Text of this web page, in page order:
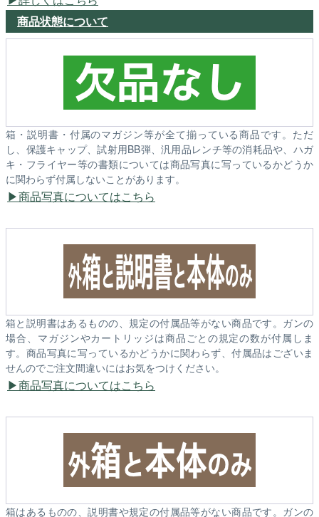
商品状態について
箱・説明書・付属のマガジン等が全て揃っている商品です。ただ
し、保護キャップ、試射用BB弾、汎用品レンチ等の消耗品や、ハガ
キ・フライヤー等の書類については商品写真に写っているかどうか
に関わらず付属しないことがあります。
商品写真についてはこちら
箱と説明書はあるものの、規定の付属品等がない商品です。ガンの
場合、マガジンやカートリッジは商品ごとの規定の数が付属しま
す。商品写真に写っているかどうかに関わらず、付属品はございま
せんのでご注文間違いにはお気をつけください。
商品写真についてはこちら
箱はあるものの、説明書や規定の付属品等がない商品です。ガンの